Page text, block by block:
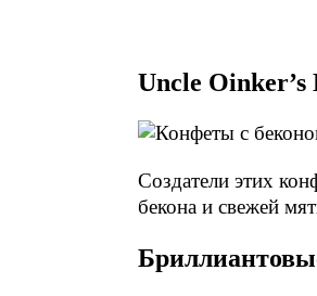
Uncle
Создатели этих
бекона и свежей